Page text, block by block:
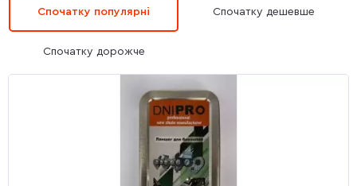
Спочатку популярні Спочатку дешевше
Спочатку дорожче